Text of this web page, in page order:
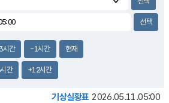
4.6m/s
시간 -1시간 현재
간 +12시간
기상실황표 2026.05.11.05:00